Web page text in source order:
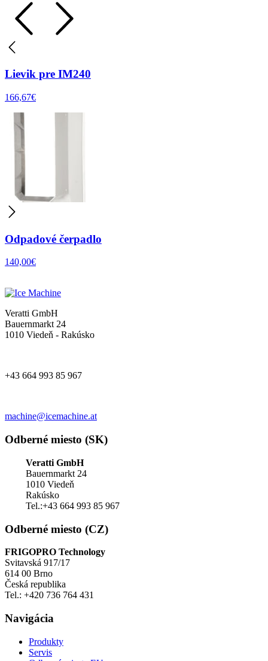
Lievik pre IM240
166,67€
Odpadové čerpadlo
140,00€
Veratti GmbH
Bauernmarkt 24
1010 Viedeň - Rakúsko
+43 664 993 85 967
machine@icemachine.at
Odberné miesto (SK)
Veratti GmbH
Bauernmarkt 24
1010 Viedeň
Rakúsko
Tel.:+43 664 993 85 967
Odberné miesto (CZ)
FRIGOPRO Technology
Svitavská 917/17
614 00 Brno
Česká republika
Tel.: +420 736 764 431
Navigácia
Produkty
Servis